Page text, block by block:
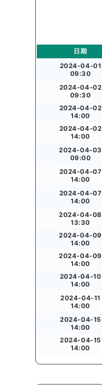
日期
2024-04-01
09:30
2024-04-02
09:30
2024-04-02
14:00
2024-04-02
14:00
2024-04-03
09:00
2024-04-07
14:00
2024-04-07
14:00
2024-04-08
13:30
2024-04-09
14:00
2024-04-09
14:00
2024-04-10
14:00
2024-04-11
14:00
2024-04-15
14:00
2024-04-15
14:00